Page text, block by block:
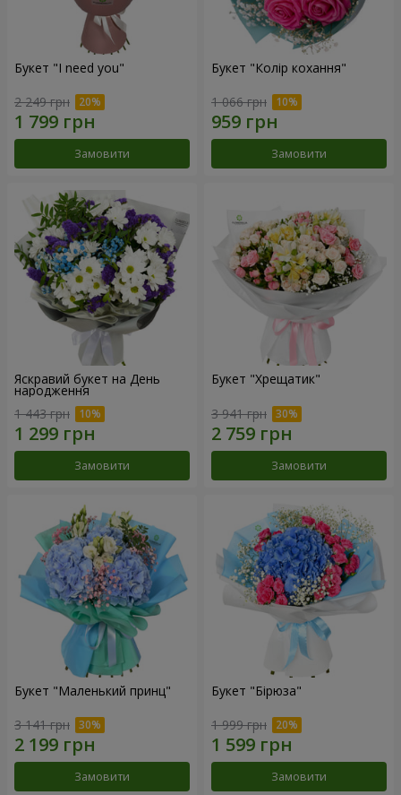
Букет "I need you"
2 249 грн
Замовити
Букет "Колір кохання"
1 066 грн
Замовити
Яскравий букет на День
народження
1 443 грн
Замовити
Букет "Хрещатик"
3 941 грн
Замовити
Букет "Маленький принц"
3 141 грн
Замовити
Букет "Бірюза"
1 999 грн
Замовити